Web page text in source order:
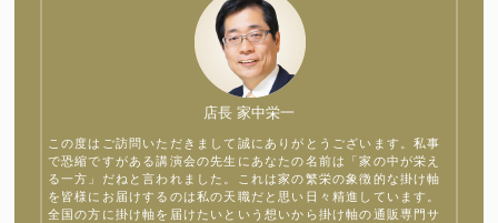
店長 家中栄一
この度はご訪問いただきまして誠にありがとうございます。私事
で恐縮ですがある講演会の先生にあなたの名前は「家の中が栄え
る一方」だねと言われました。これは家の繁栄の象徴的な掛け軸
を皆様にお届けするのは私の天職だと思い日々精進しています。
全国の方に掛け軸を届けたいという想いから掛け軸の通販専門サ